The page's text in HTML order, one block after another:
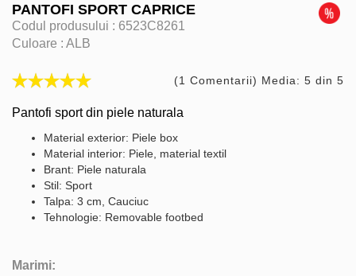
PANTOFI SPORT CAPRICE
Codul produsului : 6523C8261
Culoare : ALB
(1 Comentarii) Media: 5 din 5
Pantofi sport din piele naturala
Material exterior: Piele box
Material interior: Piele, material textil
Brant: Piele naturala
Stil: Sport
Talpa: 3 cm, Cauciuc
Tehnologie: Removable footbed
Marimi: